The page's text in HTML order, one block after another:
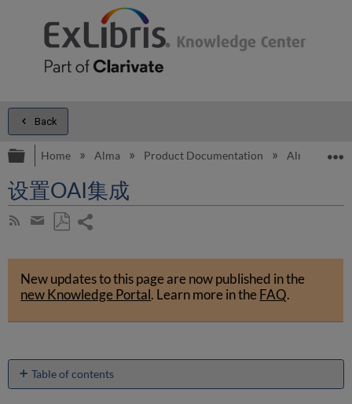
Back
Expand/collapse global hierarchy
Home Alma Product Documentation Alma Online
设置OAI集成
Subscribe
RSS
Share
by
email
as
PDF
New updates to this page are now published in the
new Knowledge Portal. Learn more in theFAQ.
Table of contents
No